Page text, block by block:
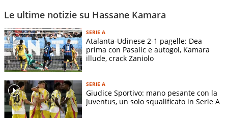
Le ultime notizie su Hassane Kamara
SERIE A
Atalanta-Udinese 2-1 pagelle: Dea
prima con Pasalic e autogol, Kamara
illude, crack Zaniolo
SERIE A
Giudice Sportivo: mano pesante con la
Juventus, un solo squalificato in Serie A